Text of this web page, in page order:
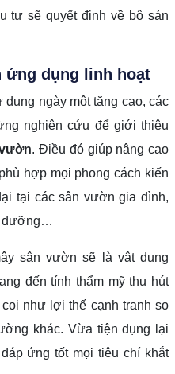
tư sẽ quyết định về bộ sản
ứng dụng linh hoạt
ngày một tăng cao, các
nghiên cứu để giới thiệu
. Điều đó giúp nâng cao
hợp mọi phong cách kiến
tại các sân vườn gia đình,
dưỡng…
sân vườn sẽ là vật dụng
đến tính thẩm mỹ thu hút
như lợi thế cạnh tranh so
khác. Vừa tiện dụng lại
ứng tốt mọi tiêu chí khắt